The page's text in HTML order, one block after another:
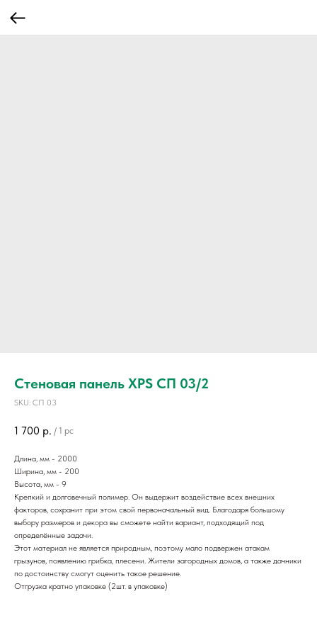
Стеновая панель XPS СП 03/2
SKU: СП 03
1 700 р. / 1 pc
Длина, мм - 2000
Ширина, мм - 200
Высота, мм - 9
Крепкий и долговечный полимер. Он выдержит воздействие всех внешних
факторов, сохранит при этом свой первоначальный вид. Благодаря большому
выбору размеров и декора вы сможете найти вариант, подходящий под
определённые задачи.
Этот материал не является природным, поэтому мало подвержен атакам
грызунов, появлению грибка, плесени. Жители загородных домов, а также дачники
по достоинству смогут оценить такое решение.
Отгрузка кратно упаковке (2шт. в упаковке)